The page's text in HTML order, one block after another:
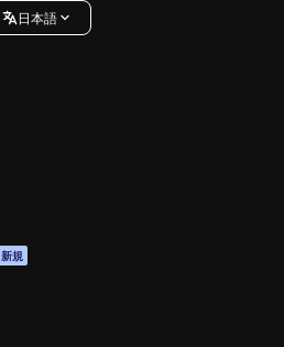
日本語
新規